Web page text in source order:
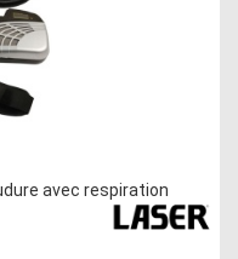
avec respiration